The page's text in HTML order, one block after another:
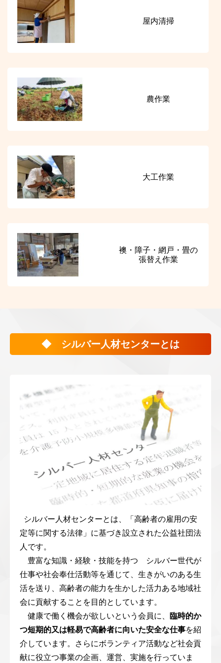
屋内清掃
農作業
大工作業
襖・障子・網戸・畳の
張替え作業
◆ シルバー人材センターとは
シルバー人材センターとは、「高齢者の雇用の安
定等に関する法律」に基づき設立された公益社団法
人です。
豊富な知識・経験・技能を持つ シルバー世代が
仕事や社会奉仕活動等を通じて、生きがいのある生
活を送り、高齢者の能力を生かした活力ある地域社
会に貢献することを目的としています。
健康で働く機会が欲しいという会員に、
臨時的か
つ短期的又は軽易で高齢者に向いた安全な仕事を紹
介しています。さらにボランティア活動など社会貢
献に役立つ事業の企画、運営、実施を行っていま